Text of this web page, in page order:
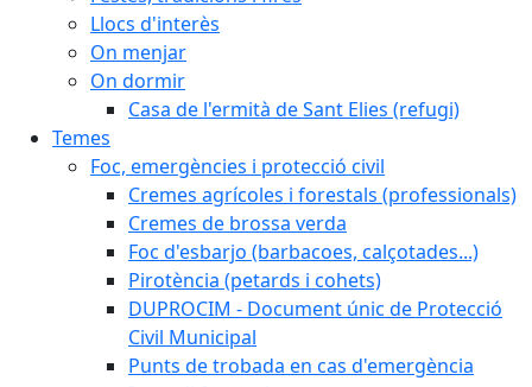
Llocs d'interès
On menjar
On dormir
Casa de l'ermità de Sant Elies (refugi)
Temes
Foc, emergències i protecció civil
Cremes agrícoles i forestals (professionals)
Cremes de brossa verda
Foc d'esbarjo (barbacoes, calçotades...)
Pirotència (petards i cohets)
DUPROCIM - Document únic de Protecció
Civil Municipal
Punts de trobada en cas d'emergència